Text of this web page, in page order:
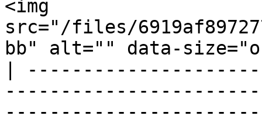
<img
src="/files/
bb" alt="" data-
|